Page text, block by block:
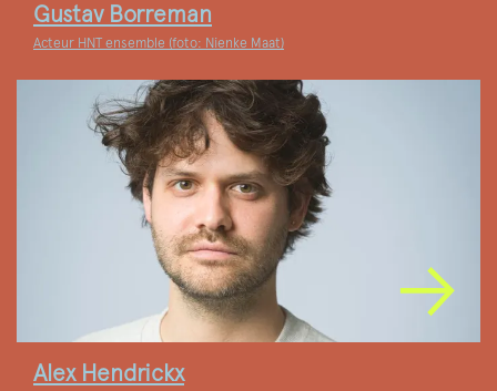
Gustav Borreman
Acteur HNT ensemble (foto: Nienke Maat)
Alex Hendrickx